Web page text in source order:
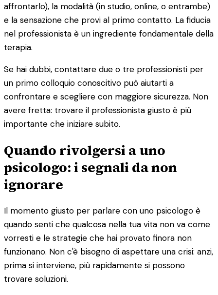
affrontarlo), la modalità (in studio, online, o entrambe)
e la sensazione che provi al primo contatto. La fiducia
nel professionista è un ingrediente fondamentale della
terapia.
Se hai dubbi, contattare due o tre professionisti per
un primo colloquio conoscitivo può aiutarti a
confrontare e scegliere con maggiore sicurezza. Non
avere fretta: trovare il professionista giusto è più
importante che iniziare subito.
Quando rivolgersi a uno
psicologo: i segnali da non
ignorare
Il momento giusto per parlare con uno psicologo è
quando senti che qualcosa nella tua vita non va come
vorresti e le strategie che hai provato finora non
funzionano. Non c'è bisogno di aspettare una crisi: anzi,
prima si interviene, più rapidamente si possono
trovare soluzioni.